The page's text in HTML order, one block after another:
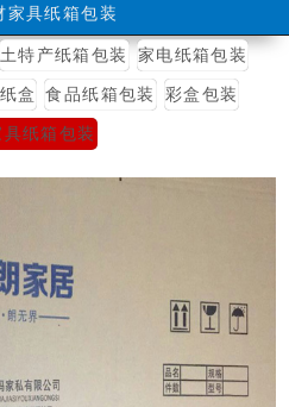
家具纸箱包装
土特产纸箱包装 家电纸箱包装
盒 食品纸箱包装 彩盒包装
纸箱包装